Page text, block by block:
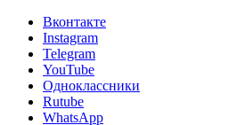
Вконтакте
Instagram
Telegram
YouTube
Одноклассники
Rutube
WhatsApp